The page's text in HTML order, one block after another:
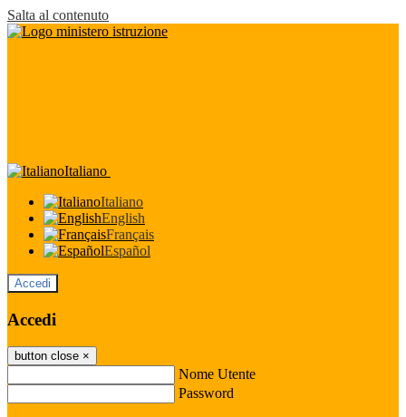
Salta al contenuto
Italiano
Italiano
English
Français
Español
Accedi
Accedi
button close ×
Nome Utente
Password